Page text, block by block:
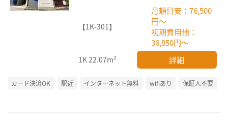
【1K-301】
月額目安：76,500
円～
初期費用他：
36,850円～
1K22.07m² 詳細
カード決済OK 駅近 インターネット無料 wifiあり 保証人不要